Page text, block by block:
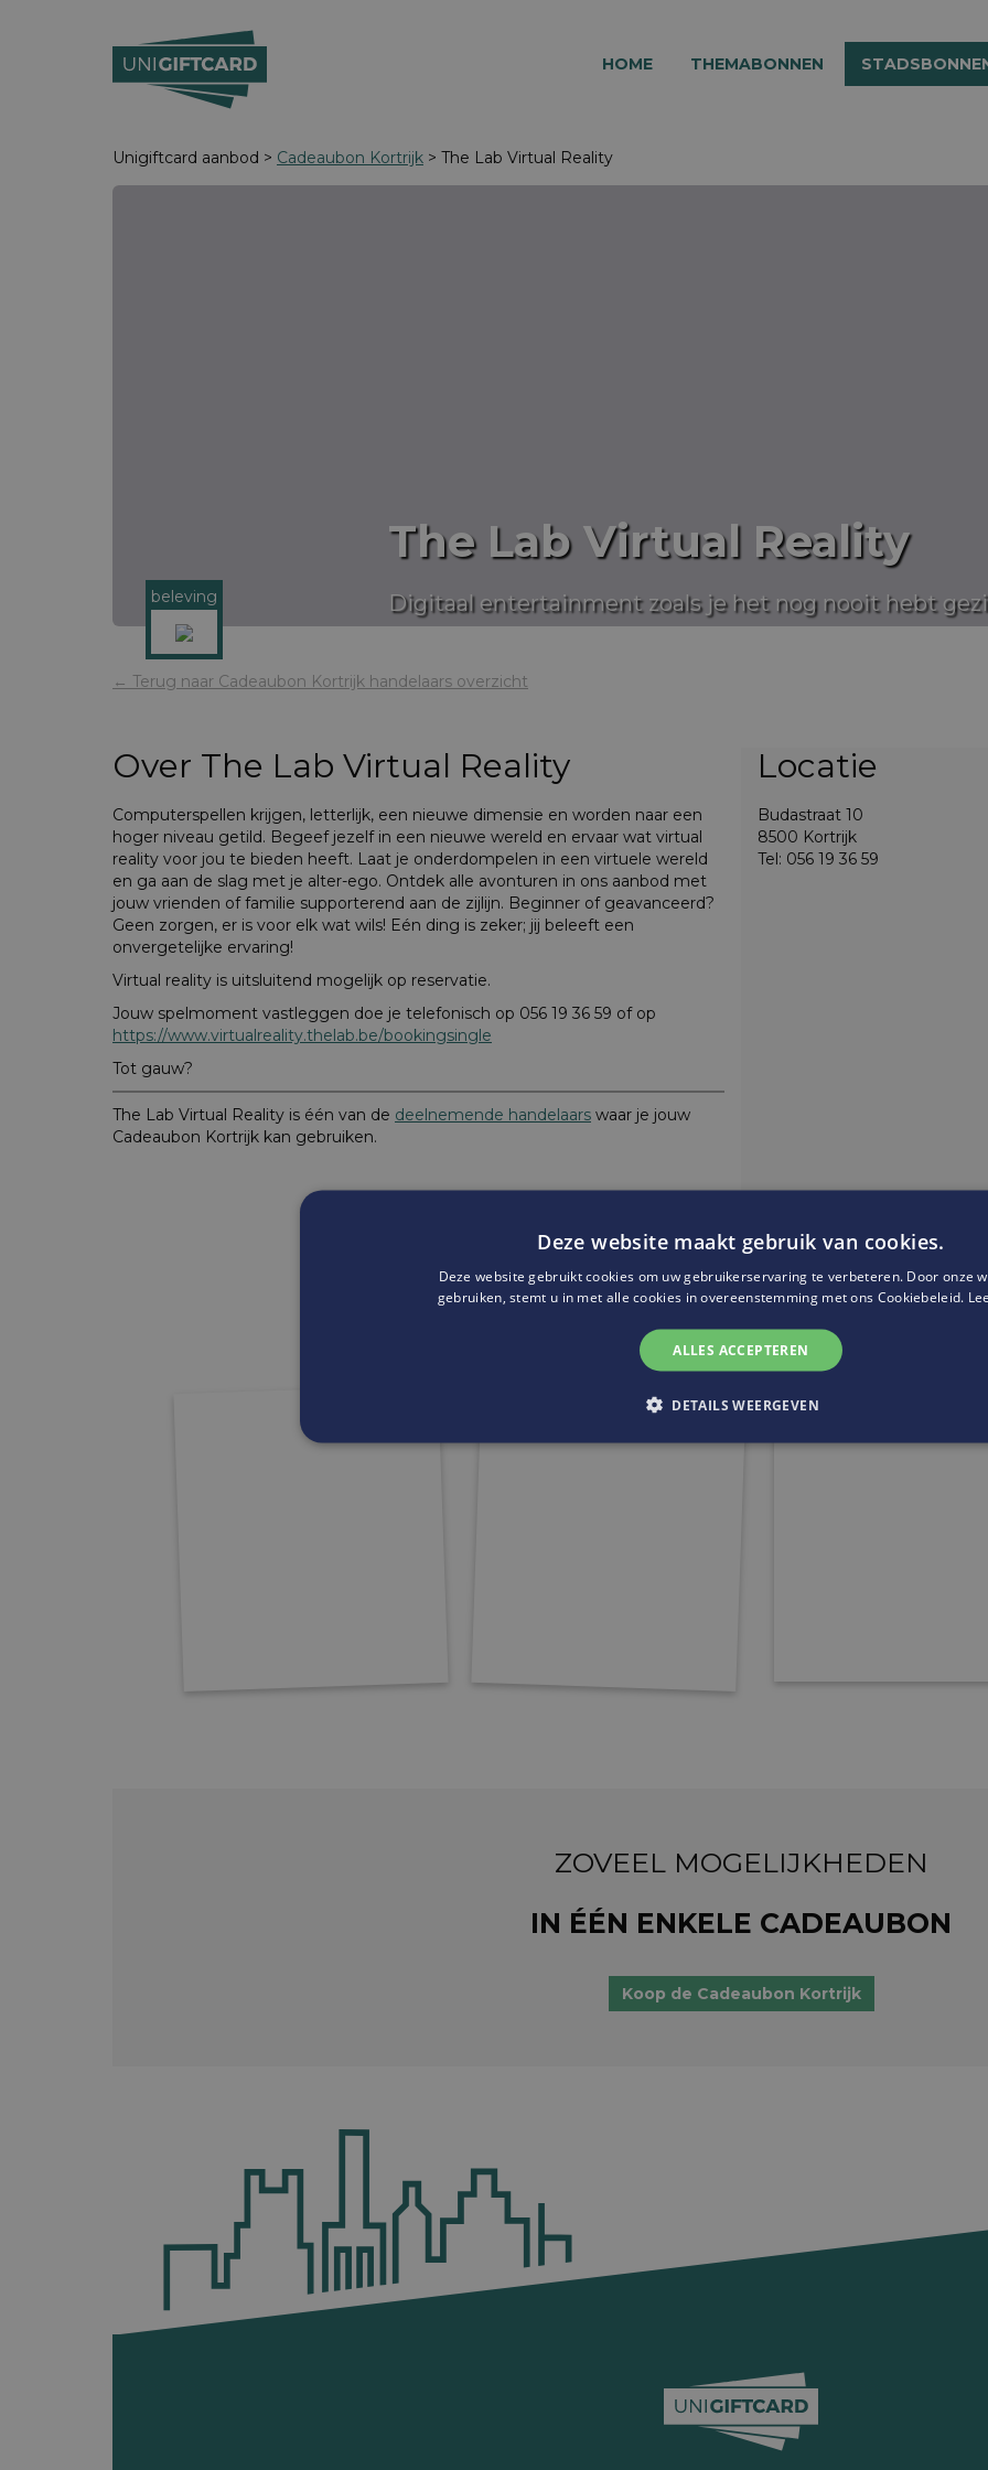
HOME THEMABONNEN
Unigiftcard aanbod > Cadeaubon Kortrijk > The Lab Virtual Reality
The Lab Virtual Reality
Digitaal entertainment zoals je het nog nooit hebt
beleving
← Terug naar Cadeaubon Kortrijk handelaars overzicht
Over The Lab Virtual Reality
Computerspellen krijgen, letterlijk, een nieuwe dimensie en worden naar een
hoger niveau getild. Begeef jezelf in een nieuwe wereld en ervaar wat virtual
reality voor jou te bieden heeft. Laat je onderdompelen in een virtuele wereld
en ga aan de slag met je alter-ego. Ontdek alle avonturen in ons aanbod met
jouw vrienden of familie supporterend aan de zijlijn. Beginner of geavanceerd?
Geen zorgen, er is voor elk wat wils! Eén ding is zeker; jij beleeft een
onvergetelijke ervaring!
Virtual reality is uitsluitend mogelijk op reservatie.
Jouw spelmoment vastleggen doe je telefonisch op 056 19 36 59 of op
https://www.virtualreality.thelab.be/bookingsingle
Tot gauw?
The Lab Virtual Reality is één van de deelnemende handelaars waar je jouw
Cadeaubon Kortrijk kan gebruiken.
Locatie
Budastraat 10
8500 Kortrijk
Tel: 056 19 36 59
Website:https://
ZOVEEL MOGELIJKHEDEN
IN ÉÉN ENKELE CADEAUBON
Koop de Cadeaubon Kortrijk
Deze website maakt gebruik van cookies.
Deze website gebruikt cookies om uw gebruikerservaring te verbeteren. Door onze
gebruiken, stemt u in met alle cookies in overeenstemming met ons Cookiebeleid.
ALLES ACCEPTEREN
DETAILS WEERGEVEN